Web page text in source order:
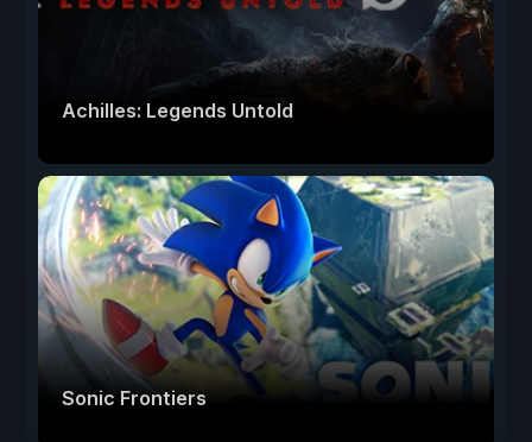
Achilles: Legends Untold
Sonic Frontiers